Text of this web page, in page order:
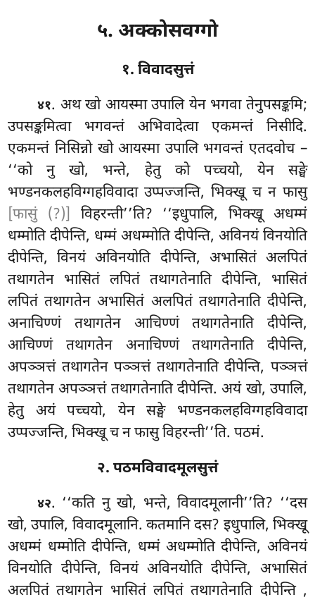
५. अक्कोसवग्गो
१. विवादसुत्तं
४१. अथखो आयस्मा उपालि येन भगवा तेनुपसङ्कमि;
उपसङ्कमित्वा भगवन्तं अभिवादेत्वा एकमन्तं निसीदि.
एकमन्तं निसिन्नो खोआयस्मा उपालि भगवन्तं एतदवोच –
‘‘को नु खो, भन्ते, हेतु को पच्चयो, येन सङ्घे
भण्डनकलहविग्गहविवादा उप्पज्जन्ति, भिक्खू च न फासु
[फासुं (?)]
विहरन्ती’’ति? ‘‘इधुपालि, भिक्खू अधम्मं
धम्मोति दीपेन्ति, धम्मं अधम्मोति दीपेन्ति, अविनयं विनयोति
दीपेन्ति, विनयं अविनयोति दीपेन्ति, अभासितं अलपितं
तथागतेन भासितं लपितं तथागतेनाति दीपेन्ति, भासितं
लपितं तथागतेन अभासितं अलपितं तथागतेनाति दीपेन्ति,
अनाचिण्णं तथागतेन आचिण्णं तथागतेनाति दीपेन्ति,
आचिण्णं तथागतेन अनाचिण्णं तथागतेनाति दीपेन्ति,
अपञ्ञत्तं तथागतेन पञ्ञत्तं तथागतेनातिदीपेन्ति, पञ्ञत्तं
तथागतेन अपञ्ञत्तं तथागतेनाति दीपेन्ति. अयं खो, उपालि,
हेतु अयं पच्चयो, येन सङ्घे भण्डनकलहविग्गहविवादा
उप्पज्जन्ति, भिक्खू च न फासु विहरन्ती’’ति. पठमं.
२. पठमविवादमूलसुत्तं
४२. ‘‘कति नु खो, भन्ते, विवादमूलानी’’ति? ‘‘दस
खो, उपालि, विवादमूलानि. कतमानि दस? इधुपालि, भिक्खू
अधम्मं धम्मोति दीपेन्ति, धम्मं अधम्मोति दीपेन्ति, अविनयं
विनयोति दीपेन्ति, विनयं अविनयोति दीपेन्ति, अभासितं
अलपितं तथागतेन भासितं लपितं तथागतेनाति दीपेन्ति ,